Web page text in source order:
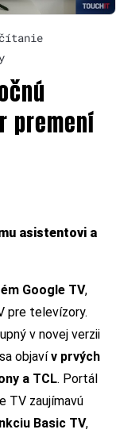
premení
asistentovi a
Google TV,
pre televízory.
v novej verzii
objavív prvých
a TCL. Portál
TV zaujímavú
Basic TV,